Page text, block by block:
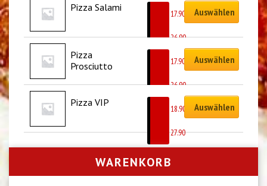
Pizza Salami
17.90
CHF26.90
Auswählen
Pizza
Prosciutto
17.90
CHF26.90
Auswählen
Pizza VIP
18.90
27.90
Auswählen
WARENKORB